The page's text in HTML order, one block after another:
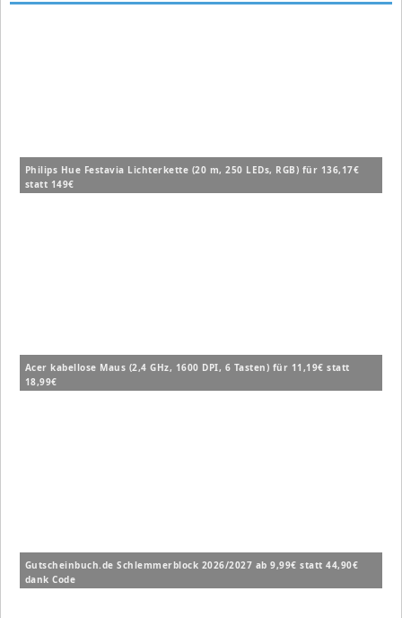
Philips Hue Festavia Lichterkette (20 m, 250 LEDs, RGB) für 136,17€
statt 149€
Acer kabellose Maus (2,4 GHz, 1600 DPI, 6 Tasten) für 11,19€ statt
18,99€
Gutscheinbuch.de Schlemmerblock 2026/2027 ab 9,99€ statt 44,90€
dank Code